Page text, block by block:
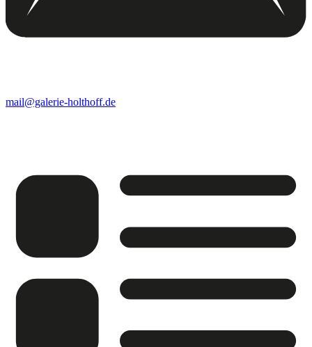
mail@galerie-holthoff.de